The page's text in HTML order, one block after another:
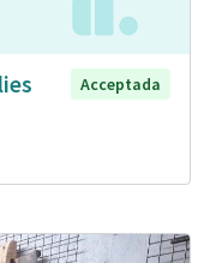
Acceptada